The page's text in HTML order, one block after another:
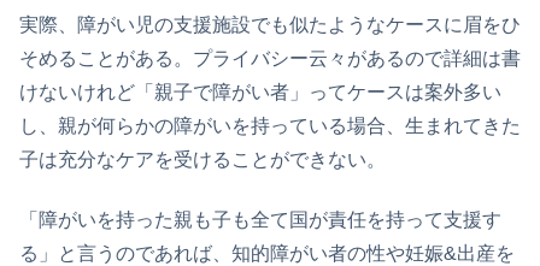
実際、障がい児の支援施設でも似たようなケースに眉をひ
そめることがある。プライバシー云々があるので詳細は書
けないけれど「親子で障がい者」ってケースは案外多い
し、親が何らかの障がいを持っている場合、生まれてきた
子は充分なケアを受けることができない。
「障がいを持った親も子も全て国が責任を持って支援す
る」と言うのであれば、知的障がい者の性や妊娠&出産を